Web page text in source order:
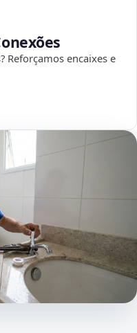
Reforçamos encaixes e